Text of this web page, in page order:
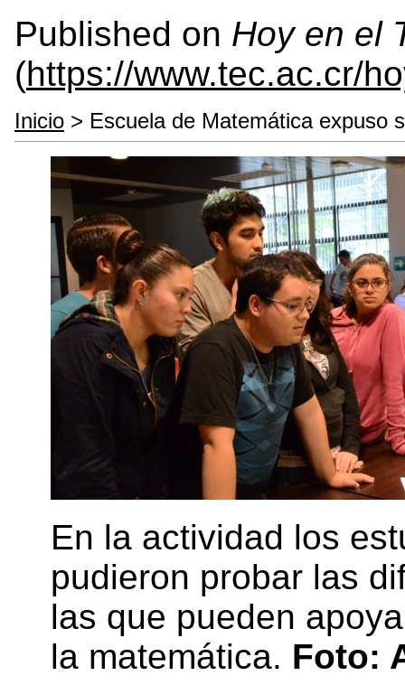
Published on Hoy en el
(https://www.tec.ac.cr/
Inicio > Escuela de Matemática expuso
En la actividad los
pudieron probar las
las que pueden
la matemática. Foto: